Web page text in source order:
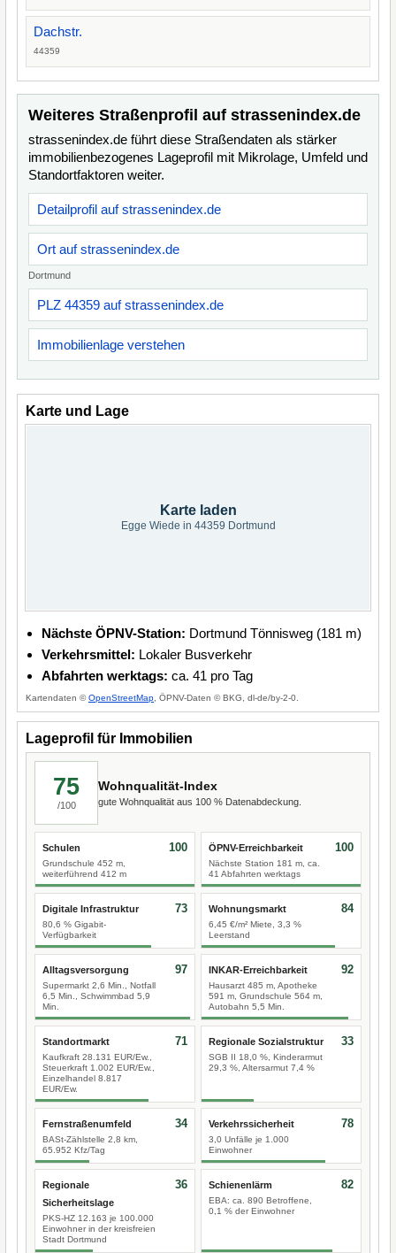
Dachstr.
44359
Weiteres Straßenprofil auf strassenindex.de
strassenindex.de führt diese Straßendaten als stärker
immobilienbezogenes Lageprofil mit Mikrolage, Umfeld und
Standortfaktoren weiter.
Detailprofil auf strassenindex.de
Ort auf strassenindex.de
Dortmund
PLZ 44359 auf strassenindex.de
Immobilienlage verstehen
Karte und Lage
Karte laden
Egge Wiede in 44359 Dortmund
Nächste ÖPNV-Station: Dortmund Tönnisweg (181 m)
Verkehrsmittel: Lokaler Busverkehr
Abfahrten werktags: ca. 41 pro Tag
Kartendaten ©OpenStreetMap , ÖPNV-Daten © BKG, dl-de/by-2-0.
Lageprofil für Immobilien
75
/100
Wohnqualität-Index
gute Wohnqualität aus 100 % Datenabdeckung.
Schulen
Grundschule 452 m,
weiterführend 412 m
100 ÖPNV-Erreichbarkeit
Nächste Station 181 m, ca.
41 Abfahrten werktags
100
Digitale Infrastruktur
80,6 % Gigabit-
Verfügbarkeit
73 Wohnungsmarkt
6,45 €/m² Miete, 3,3 %
Leerstand
84
Alltagsversorgung
Supermarkt 2,6 Min., Notfall
6,5 Min., Schwimmbad 5,9
Min.
97 INKAR-Erreichbarkeit
Hausarzt 485 m, Apotheke
591 m, Grundschule 564 m,
Autobahn 5,5 Min.
92
Standortmarkt
Kaufkraft 28.131 EUR/Ew.,
Steuerkraft 1.002 EUR/Ew.,
Einzelhandel 8.817
EUR/Ew.
71 Regionale Sozialstruktur
SGB II 18,0 %, Kinderarmut
29,3 %, Altersarmut 7,4 %
33
Fernstraßenumfeld
BASt-Zählstelle 2,8 km,
65.952 Kfz/Tag
34 Verkehrssicherheit
3,0 Unfälle je 1.000
Einwohner
78
Regionale
Sicherheitslage
PKS-HZ 12.163 je 100.000
Einwohner in der kreisfreien
Stadt Dortmund
36 Schienenlärm
EBA: ca. 890 Betroffene,
0,1 % der Einwohner
82